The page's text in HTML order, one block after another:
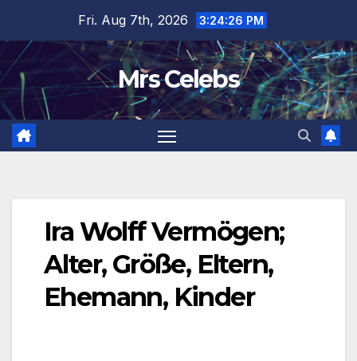
content
Fri. Aug 7th, 2026 3:24:26 PM
Mrs Celebs
Ira Wolff Vermögen;
Alter, Größe, Eltern,
Ehemann, Kinder